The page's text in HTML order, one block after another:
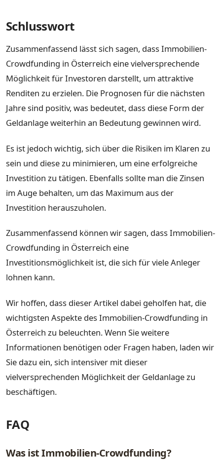
Schlusswort
Zusammenfassend lässt sich sagen, dass Immobilien-
Crowdfunding in Österreich eine vielversprechende
Möglichkeit für Investoren darstellt, um attraktive
Renditen zu erzielen. Die Prognosen für die nächsten
Jahre sind positiv, was bedeutet, dass diese Form der
Geldanlage weiterhin an Bedeutung gewinnen wird.
Es ist jedoch wichtig, sich über die Risiken im Klaren zu
sein und diese zu minimieren, um eine erfolgreiche
Investition zu tätigen. Ebenfalls sollte man die Zinsen
im Auge behalten, um das Maximum aus der
Investition herauszuholen.
Zusammenfassend können wir sagen, dass Immobilien-
Crowdfunding in Österreich eine
Investitionsmöglichkeit ist, die sich für viele Anleger
lohnen kann.
Wir hoffen, dass dieser Artikel dabei geholfen hat, die
wichtigsten Aspekte des Immobilien-Crowdfunding in
Österreich zu beleuchten. Wenn Sie weitere
Informationen benötigen oder Fragen haben, laden wir
Sie dazu ein, sich intensiver mit dieser
vielversprechenden Möglichkeit der Geldanlage zu
beschäftigen.
FAQ
Was ist Immobilien-Crowdfunding?